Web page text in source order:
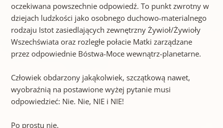
oczekiwana powszechnie odpowiedź. To punkt zwrotny w
dziejach ludzkości jako osobnego duchowo-materialnego
rodzaju Istot zasiedlających zewnętrzny Żywioł/Żywioły
Wszechświata oraz rozległe połacie Matki zarządzane
przez odpowiednie Bóstwa-Moce wewnątrz-planetarne.
Człowiek obdarzony jakąkolwiek, szczątkową nawet,
wyobraźnią na postawione wyżej pytanie musi
odpowiedzieć: Nie. Nie, NIE i NIE!
Po prostu nie.